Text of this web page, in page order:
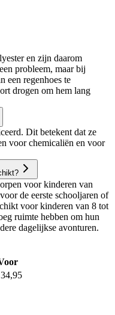
en zijn daarom
probleem, maar bij
een regenhoes te
drogen om hem lang
Dit betekent dat ze
voor chemicaliën en voor
voor kinderen van
de eerste schooljaren of
voor kinderen van 8 tot
ruimte hebben om hun
dagelijkse avonturen.